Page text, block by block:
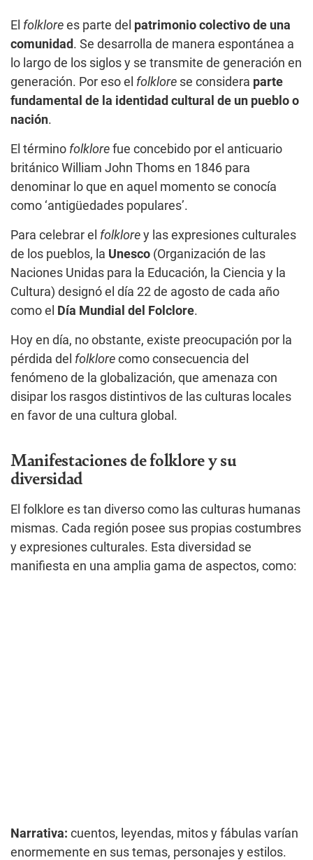
El folklore es parte del patrimonio colectivo de una
comunidad . Se desarrolla de manera espontánea a
lo largo de los siglos y se transmite de generación en
generación. Por eso el folklore se considera parte
fundamental de la identidad cultural de un pueblo o
nación.
El término folklore fue concebido por el anticuario
británico William John Thoms en 1846 para
denominar lo que en aquel momento se conocía
como ‘antigüedades populares’.
Para celebrar el folklore y las expresiones culturales
de los pueblos, la Unesco (Organización de las
Naciones Unidas para la Educación, la Ciencia y la
Cultura) designó el día 22 de agosto de cada año
como el Día Mundial del Folclore.
Hoy en día, no obstante, existe preocupación por la
pérdida del folklore como consecuencia del
fenómeno de la globalización, que amenaza con
disipar los rasgos distintivos de las culturas locales
en favor de una cultura global.
Manifestaciones de folklore y su
diversidad
El folklore es tan diverso como las culturas humanas
mismas. Cada región posee sus propias costumbres
y expresiones culturales. Esta diversidad se
manifiesta en una amplia gama de aspectos, como:
Narrativa: cuentos, leyendas, mitos y fábulas varían
enormemente en sus temas, personajes y estilos.